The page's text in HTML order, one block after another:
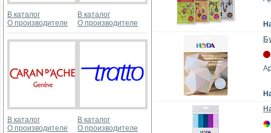
В каталог
О производителе
В каталог
О производителе
В каталог
О производителе
В каталог
О производителе